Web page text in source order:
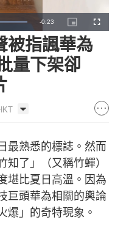
Remaining
Time
-0:22
Picture-
in-
Picture
被指諷華為
量下架卻
最熟悉的標誌。然而
了」（又稱竹蟬）
堪比夏日高溫。因為
巨頭華為相關的輿論
爆」的奇特現象。